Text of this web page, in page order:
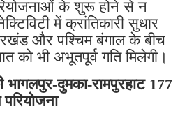
के शुरू होने से न
में क्रांतिकारी सुधार
और पश्चिम बंगाल के बीच
को भी अभूतपूर्व गति मिलेगी।
दुमका-रामपुरहाट 177